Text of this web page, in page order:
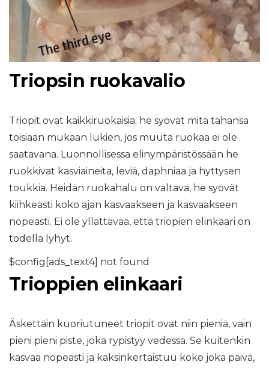
Triopsin ruokavalio
Triopit ovat kaikkiruokaisia; he syövät mitä tahansa
toisiaan mukaan lukien, jos muuta ruokaa ei ole
saatavana. Luonnollisessa elinympäristössään he
ruokkivat kasviaineita, leviä, daphniaa ja hyttysen
toukkia. Heidän ruokahalu on valtava, he syövät
kiihkeästi koko ajan kasvaakseen ja kasvaakseen
nopeasti. Ei ole yllättävää, että triopien elinkaari on
todella lyhyt.
$config[ads_text4] not found
Trioppien elinkaari
Äskettäin kuoriutuneet triopit ovat niin pieniä, vain
pieni pieni piste, joka rypistyy vedessä. Se kuitenkin
kasvaa nopeasti ja kaksinkertaistuu koko joka päivä,